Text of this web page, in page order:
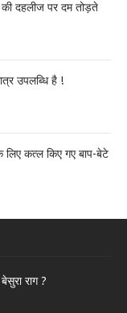
दहलीज पर दम तोड़ते
उपलब्धि है !
लिए कत्ल किए गए बाप-बेटे
राग ?